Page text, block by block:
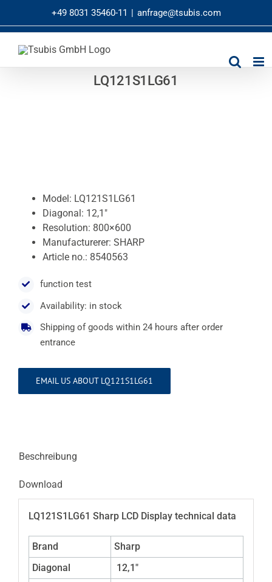
springen
+49 8031 35460-11 | anfrage@tsubis.com
LQ121S1LG61
Model: LQ121S1LG61
Diagonal: 12,1″
Resolution: 800×600
Manufacturerer: SHARP
Article no.: 8540563
function test
Availability: in stock
Shipping of goods within 24 hours after order
entrance
EMAIL US ABOUT LQ121S1LG61
Beschreibung
Download
LQ121S1LG61 Sharp LCD Display technical data
Brand
Sharp
Diagonal
12,1″